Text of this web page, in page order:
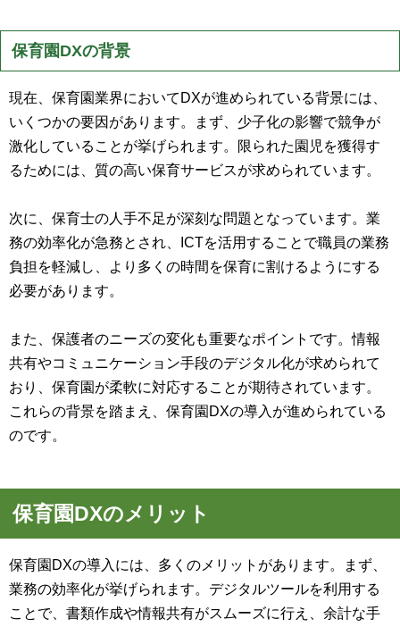
保育園DXの背景
現在、保育園業界においてDXが進められている背景には、
いくつかの要因があります。まず、少子化の影響で競争が
激化していることが挙げられます。限られた園児を獲得す
るためには、質の高い保育サービスが求められています。
次に、保育士の人手不足が深刻な問題となっています。業
務の効率化が急務とされ、ICTを活用することで職員の業務
負担を軽減し、より多くの時間を保育に割けるようにする
必要があります。
また、保護者のニーズの変化も重要なポイントです。情報
共有やコミュニケーション手段のデジタル化が求められて
おり、保育園が柔軟に対応することが期待されています。
これらの背景を踏まえ、保育園DXの導入が進められている
のです。
保育園DXのメリット
保育園DXの導入には、多くのメリットがあります。まず、
業務の効率化が挙げられます。デジタルツールを利用する
ことで、書類作成や情報共有がスムーズに行え、余計な手